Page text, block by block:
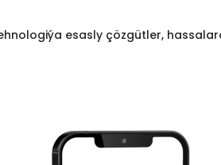
esasly çözgütler,